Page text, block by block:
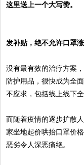
这里送上一个大写赞。
发补贴，绝不允许口罩
没有最有效的治疗方案
防护用品，很快成为全
不应求，包括线上线下
而随着疫情的逐步扩散
家坐地起价哄抬口罩价
恶劣令人深恶痛绝。